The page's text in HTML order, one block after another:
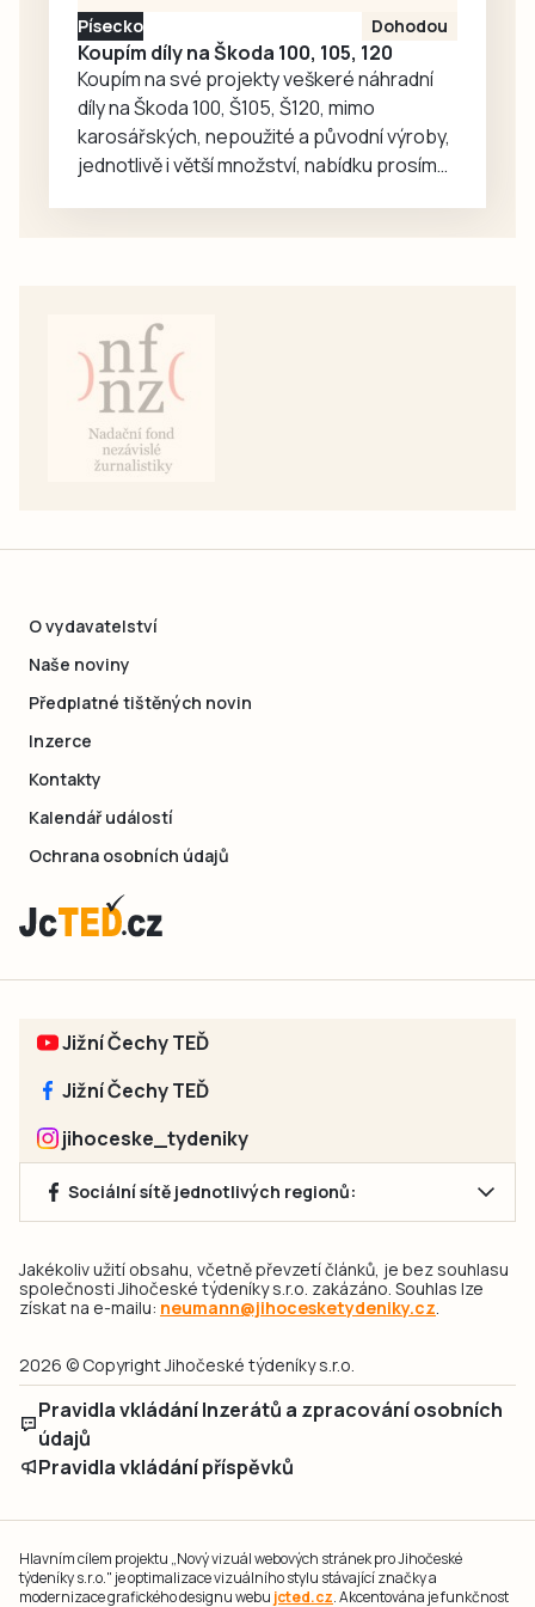
Písecko Dohodou
Koupím díly na Škoda 100, 105, 120
Koupím na své projekty veškeré náhradní
díly na Škoda 100, Š105, Š120, mimo
karosářských, nepoužité a původní výroby,
jednotlivě i větší množství, nabídku prosím
O vydavatelství
Naše noviny
Předplatné tištěných novin
Inzerce
Kontakty
Kalendář událostí
Ochrana osobních údajů
Jižní Čechy TEĎ
Jižní Čechy TEĎ
jihoceske_tydeniky
Sociální sítě jednotlivých regionů:
Jakékoliv užití obsahu, včetně převzetí článků, je bez souhlasu
společnosti Jihočeské týdeníky s.r.o. zakázáno. Souhlas lze
získat na e-mailu: neumann@jihocesketydeniky.cz
2026 © Copyright Jihočeské týdeníky s.r.o.
Pravidla vkládání Inzerátů a zpracování osobních
údajů
Pravidla vkládání příspěvků
Hlavním cílem projektu „Nový vizuál webových stránek pro Jihočeské
týdeníky s.r.o." je optimalizace vizuálního stylu stávající značky a
modernizace grafického designu webu jcted.cz. Akcentována je funkčnost